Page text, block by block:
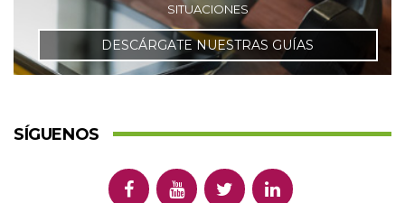
SITUACIONES
DESCÁRGATE NUESTRAS GUÍAS
SÍGUENOS